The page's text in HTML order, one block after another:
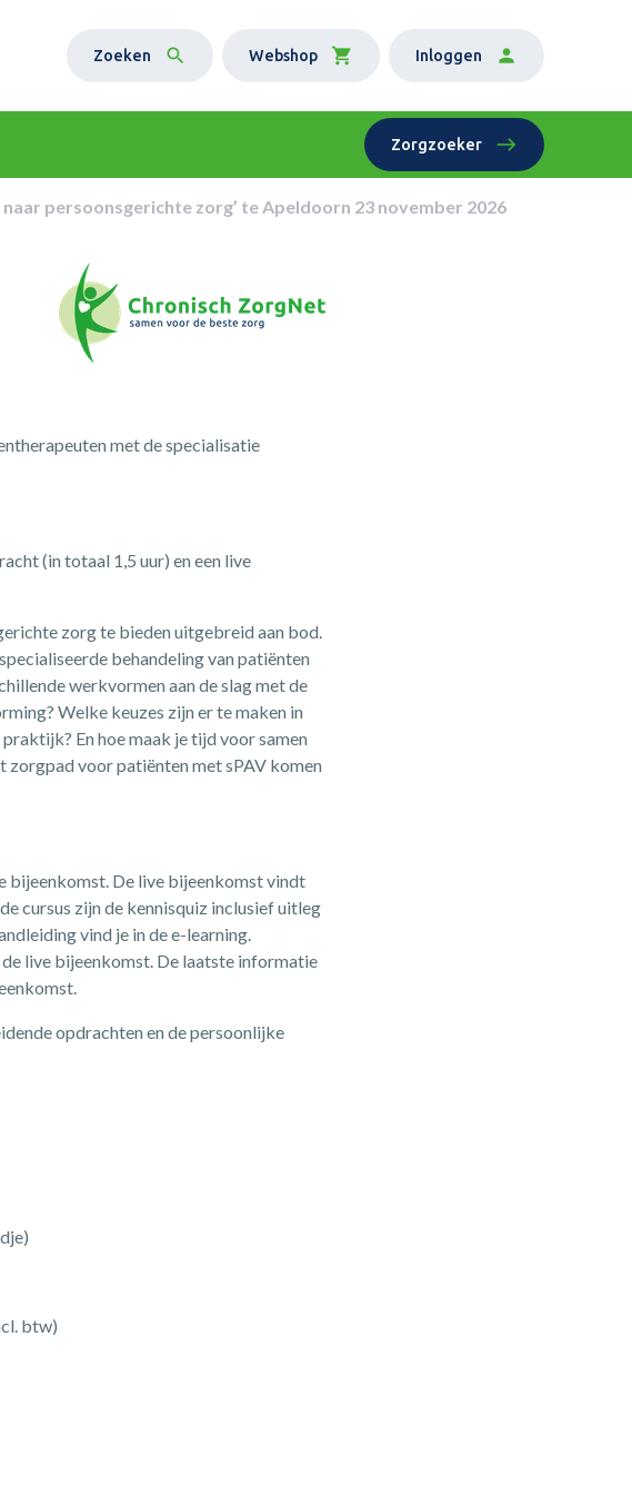
Zoeken Webshop Inloggen
Zorgzoeker
naar persoonsgerichte zorg’ te Apeldoorn 23 november 2026
met de specialisatie
(in totaal 1,5 uur) en een live
zorg te bieden uitgebreid aan bod.
behandeling van patiënten
werkvormen aan de slag met de
Welke keuzes zijn er te maken in
En hoe maak je tijd voor samen
zorgpad voor patiënten met sPAV komen
bijeenkomst. De live bijeenkomst vindt
cursus zijn de kennisquiz inclusief uitleg
vind je in de e-learning.
live bijeenkomst. De laatste informatie
opdrachten en de persoonlijke
btw)